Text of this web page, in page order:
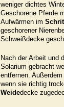
weniger dichtes
Geschorene Pferde
Aufwärmen im
geschorener
Schweißdecke
Nach der Arbeit und
Solarium gebracht
entfernen.
wenn sie richtig
Weidedecke